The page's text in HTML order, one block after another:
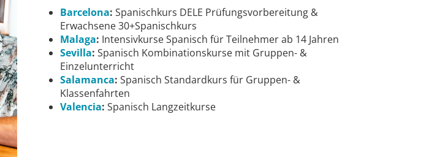
Barcelona: Spanischkurs DELE Prüfungsvorbereitung &
Erwachsene 30+Spanischkurs
Malaga: Intensivkurse Spanisch für Teilnehmer ab 14 Jahren
Sevilla: Spanisch Kombinationskurse mit Gruppen- &
Einzelunterricht
Salamanca: Spanisch Standardkurs für Gruppen- &
Klassenfahrten
Valencia: Spanisch Langzeitkurse